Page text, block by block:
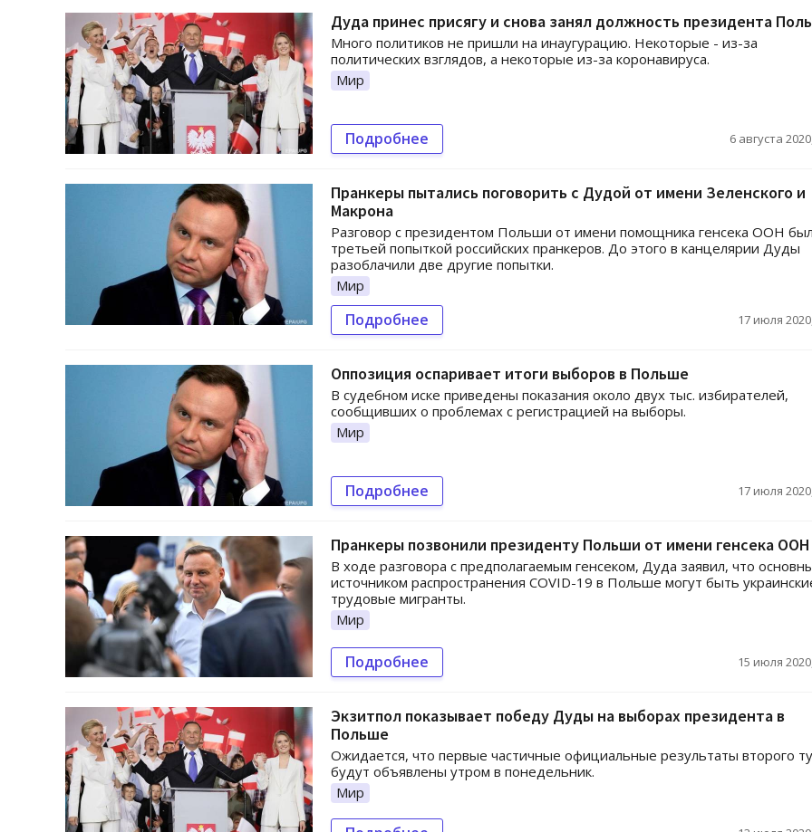
Дуда принес присягу и снова занял должность президента
Много политиков не пришли на инаугурацию. Некоторые - из-за
политических взглядов, а некоторые из-за коронавируса.
Мир
Подробнее 6 августа
Пранкеры пытались поговорить с Дудой от имени Зеленского и
Макрона
Разговор с президентом Польши от имени помощника генсека ООН
третьей попыткой российских пранкеров. До этого в канцелярии Дуды
разоблачили две другие попытки.
Мир
Подробнее 17 июля
Оппозиция оспаривает итоги выборов в Польше
В судебном иске приведены показания около двух тыс. избирателей,
сообщивших о проблемах с регистрацией на выборы.
Мир
Подробнее 17 июля
Пранкеры позвонили президенту Польши от имени генсека ООН
В ходе разговора с предполагаемым генсеком, Дуда заявил, что
источником распространения COVID-19 в Польше могут быть
трудовые мигранты.
Мир
Подробнее 15 июля
Экзитпол показывает победу Дуды на выборах президента в
Польше
Ожидается, что первые частичные официальные результаты второго
будут объявлены утром в понедельник.
Мир